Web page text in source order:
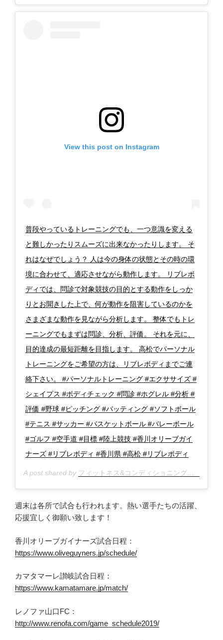
View this post on Instagram
普段やっているトレーニングでも、一つ意識を変える
と難しかったりスムーズに出来なかったりします。 そ
れはなぜでしょう？ 人は今の身体の状態とその時の環
境に合わせて、適応させながら動作します。 リブレボ
ディでは、問診で対象競技の目的とする動作をしっか
りとお聞きした上で、何が動作を阻害しているのかを
さまざまな動作を見ながら分析します。 整体でもトレ
ーニングでもまずは問診、分析、評価。 それを元に、
目的達成の最短距離を目指します。 高松でパーソナル
トレーニングをご希望の方は、リブレボディまでご連
絡下さい。 #パーソナルトレーニング #エクササイズ #
シェイプス #ボディチェック #問診 #ホグレル #分析 #
評価 #野球 #ピッチング #バッティング #ソフトボール
#テニス #サッカー #バスケットボール #バレーボール
#ゴルフ #空手道 #目標 #陸上競技 #香川オリーブガイ
ナーズ #リブレボディ #香川県 #高松 #リブレボディ
A post shared by フィットネス&コンディショニングスクール★リブレボディ@高松
週末は各所で試合も行われます。熱い選手たちの活躍、
応援宜しく御願い致します！
香川オリーブガイナーズ試合日程：
https://www.oliveguyners.jp/schedule/
カマタマーレ讃岐試合日程：
https://www.kamatamare.jp/match/
レノファ山口FC：
http://www.renofa.com/game_schedule2019/